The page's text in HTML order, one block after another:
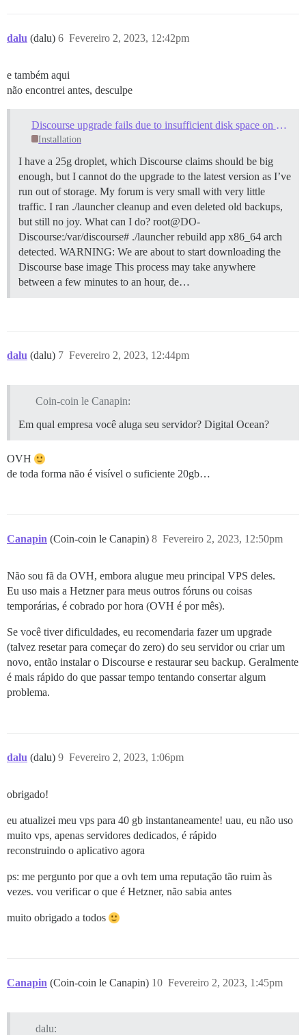
dalu (dalu) Fevereiro 2, 2023, 12:42pm
6
e também aqui
não encontrei antes, desculpe
Discourse upgrade fails due to insufficient disk space on 25G droplet
Installation
I have a 25g droplet, which Discourse claims should be big
enough, but I cannot do the upgrade to the latest version as I’ve
run out of storage. My forum is very small with very little
traffic. I ran ./launcher cleanup and even deleted old backups,
but still no joy. What can I do? root@DO-
Discourse:/var/discourse# ./launcher rebuild app x86_64 arch
detected. WARNING: We are about to start downloading the
Discourse base image This process may take anywhere
between a few minutes to an hour, de…
dalu (dalu) Fevereiro 2, 2023, 12:44pm
7
Coin-coin le Canapin:
Em qual empresa você aluga seu servidor? Digital Ocean?
OVH
de toda forma não é visível o suficiente 20gb…
Canapin (Coin-coin le Canapin) Fevereiro 2, 2023, 12:50pm
8
Não sou fã da OVH, embora alugue meu principal VPS deles.
Eu uso mais a Hetzner para meus outros fóruns ou coisas
temporárias, é cobrado por hora (OVH é por mês).
Se você tiver dificuldades, eu recomendaria fazer um upgrade
(talvez resetar para começar do zero) do seu servidor ou criar um
novo, então instalar o Discourse e restaurar seu backup. Geralmente
é mais rápido do que passar tempo tentando consertar algum
problema.
dalu (dalu) Fevereiro 2, 2023, 1:06pm
9
obrigado!
eu atualizei meu vps para 40 gb instantaneamente! uau, eu não uso
muito vps, apenas servidores dedicados, é rápido
reconstruindo o aplicativo agora
ps: me pergunto por que a ovh tem uma reputação tão ruim às
vezes. vou verificar o que é Hetzner, não sabia antes
muito obrigado a todos
Canapin (Coin-coin le Canapin) Fevereiro 2, 2023, 1:45pm
10
dalu: